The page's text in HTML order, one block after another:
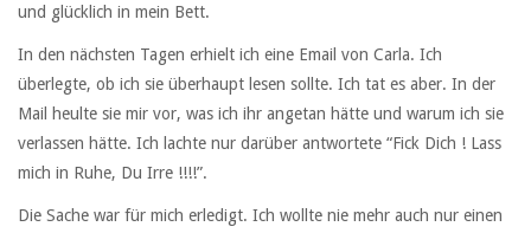
und glücklich in mein Bett.
In den nächsten Tagen erhielt ich eine Email von Carla. Ich
überlegte, ob ich sie überhaupt lesen sollte. Ich tat es aber. In der
Mail heulte sie mir vor, was ich ihr angetan hätte und warum ich sie
verlassen hätte. Ich lachte nur darüber antwortete “Fick Dich ! Lass
mich in Ruhe, Du Irre !!!!”.
Die Sache war für mich erledigt. Ich wollte nie mehr auch nur einen